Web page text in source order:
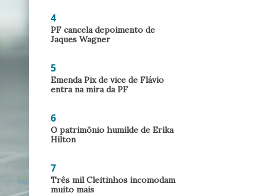
4
PF cancela depoimento de
Jaques Wagner
5
Emenda Pix de vice de Flávio
entra na mira da PF
6
O patrimônio humilde de Erika
Hilton
7
Três mil Cleitinhos incomodam
muito mais